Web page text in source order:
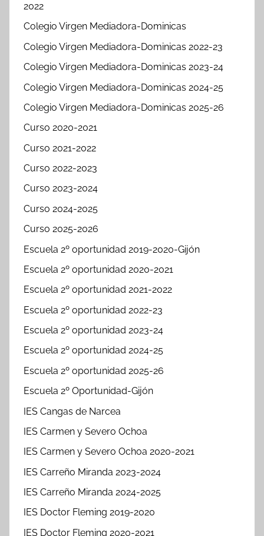
2022
Colegio Virgen Mediadora-Dominicas
Colegio Virgen Mediadora-Dominicas 2022-23
Colegio Virgen Mediadora-Dominicas 2023-24
Colegio Virgen Mediadora-Dominicas 2024-25
Colegio Virgen Mediadora-Dominicas 2025-26
Curso 2020-2021
Curso 2021-2022
Curso 2022-2023
Curso 2023-2024
Curso 2024-2025
Curso 2025-2026
Escuela 2º oportunidad 2019-2020-Gijón
Escuela 2º oportunidad 2020-2021
Escuela 2º oportunidad 2021-2022
Escuela 2º oportunidad 2022-23
Escuela 2º oportunidad 2023-24
Escuela 2º oportunidad 2024-25
Escuela 2º oportunidad 2025-26
Escuela 2º Oportunidad-Gijón
IES Cangas de Narcea
IES Carmen y Severo Ochoa
IES Carmen y Severo Ochoa 2020-2021
IES Carreño Miranda 2023-2024
IES Carreño Miranda 2024-2025
IES Doctor Fleming 2019-2020
IES Doctor Fleming 2020-2021